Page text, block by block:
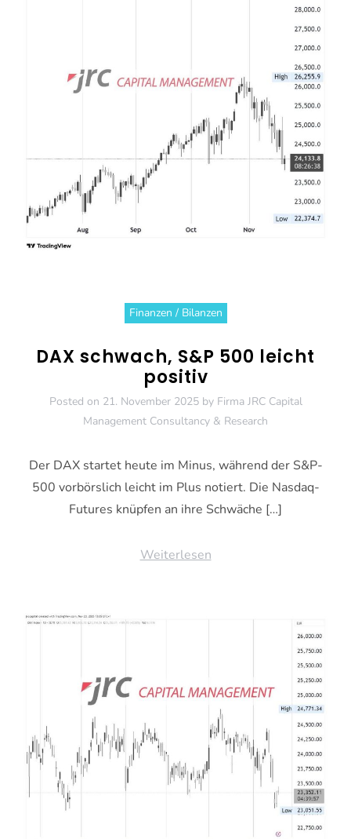
Finanzen / Bilanzen
DAX schwach, S&P 500 leicht
positiv
Posted on 21. November 2025by Firma JRC Capital
Management Consultancy & Research
Der DAX startet heute im Minus, während der S&P-
500 vorbörslich leicht im Plus notiert. Die Nasdaq-
Futures knüpfen an ihre Schwäche […]
Weiterlesen